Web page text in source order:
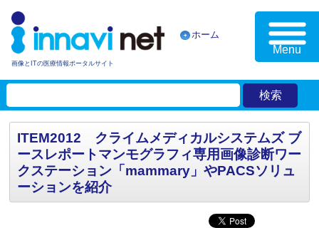
画像とITの医療情報ポータルサイト
ホーム
Menu
ITEM2012 クライムメディカルシステムズ ブ
ースレポートマンモグラフィ専用画像診断ワー
クステーション「mammary」やPACSソリュ
ーションを紹介